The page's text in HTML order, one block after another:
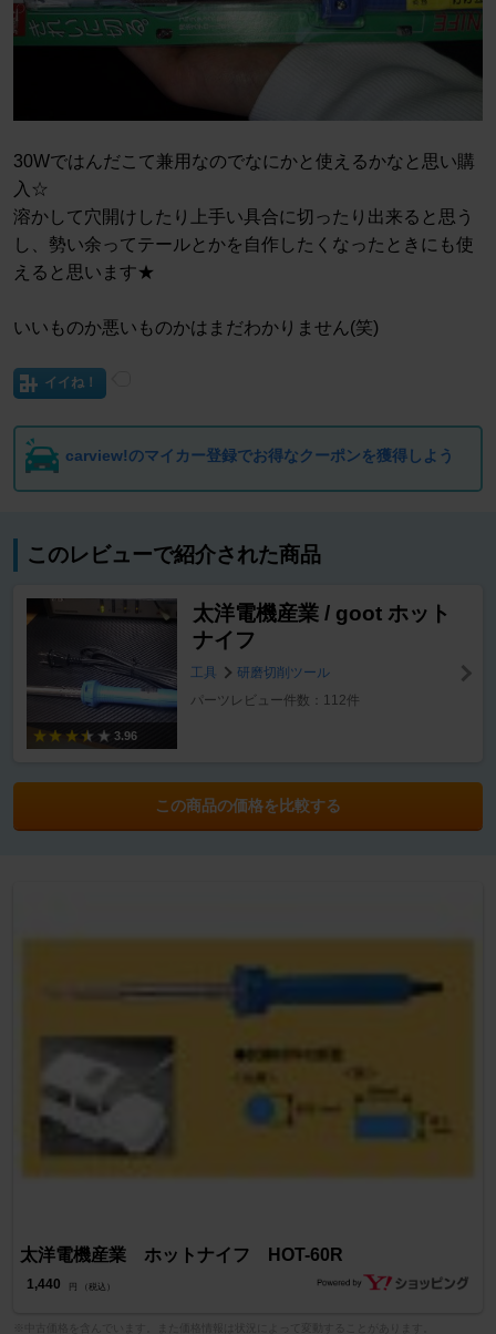
30Wではんだこて兼用なのでなにかと使えるかなと思い購
入☆
溶かして穴開けしたり上手い具合に切ったり出来ると思う
し、勢い余ってテールとかを自作したくなったときにも使
えると思います★
いいものか悪いものかはまだわかりません(笑)
イイね！
carview!のマイカー登録でお得なクーポンを獲得しよう
このレビューで紹介された商品
3.96
太洋電機産業 / goot ホット
ナイフ
工具
研磨切削ツール
パーツレビュー件数：112件
この商品の価格を比較する
太洋電機産業 ホットナイフ HOT-60R
1,440 円 （税込）